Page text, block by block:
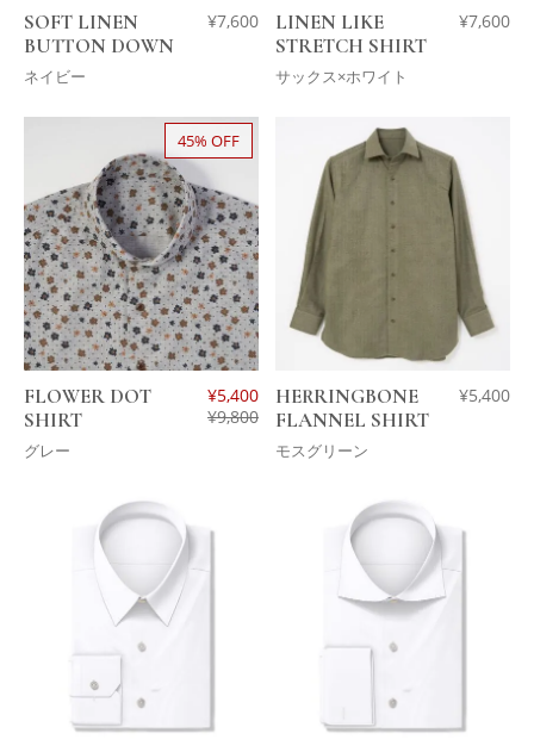
SOFT LINEN
BUTTON DOWN
ネイビー
¥7,600
LINEN LIKE
STRETCH SHIRT
サックス×ホワイト
¥7,600
45% OFF
FLOWER DOT
SHIRT
グレー
¥5,400
¥9,800
HERRINGBONE
FLANNEL SHIRT
モスグリーン
¥5,400